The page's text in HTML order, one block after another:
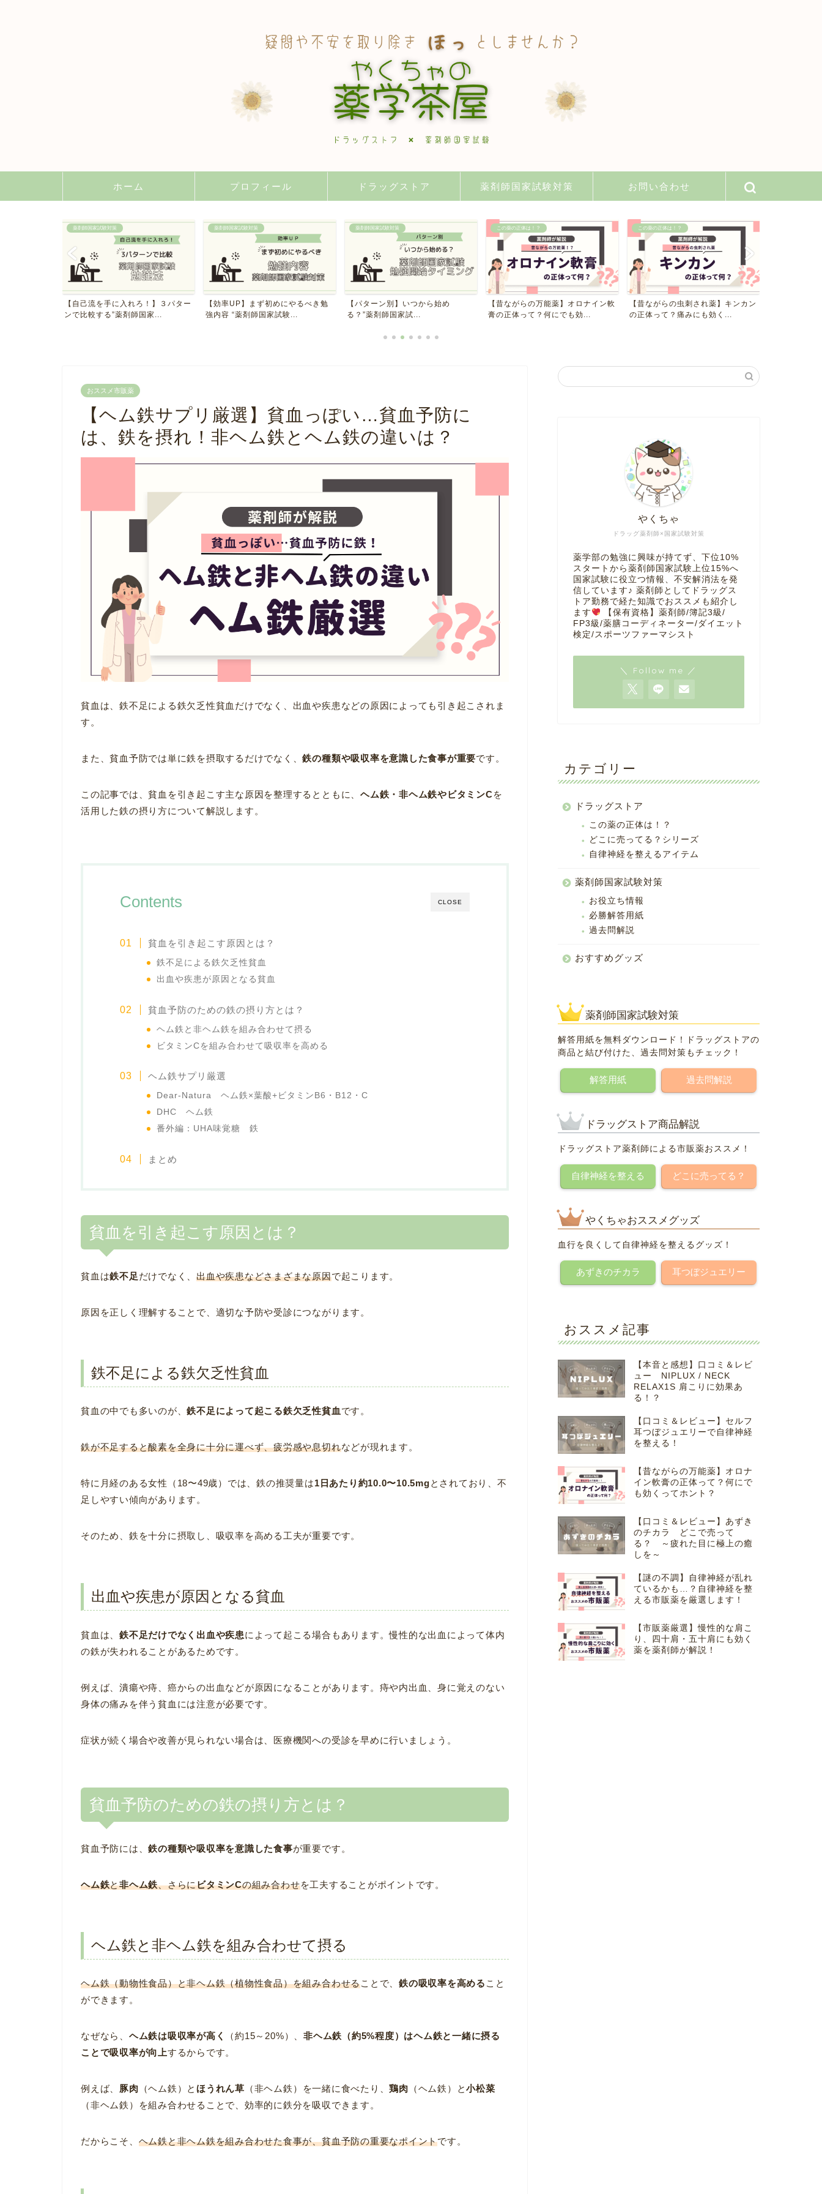
ホーム プロフィール ドラッグストア 薬剤師国家試験対策 お問い合わせ
薬剤師国家試験対策
【自己流を手に入れろ！】３パター
ンで比較する”薬剤師国家...
薬剤師国家試験対策
【効率UP】まず初めにやるべき勉
強内容 “薬剤師国家試験...
薬剤師国家試験対策
【パターン別】いつから始め
る？”薬剤師国家試...
この薬の正体は！？
【昔ながらの万能薬】オロナイン軟
膏の正体って？何にでも効...
この薬の正体は！？
【昔ながらの虫刺され薬】キンカン
の正体って？痛みにも効く...
おススメ市販薬
【ヘム鉄サプリ厳選】貧血っぽい…貧血予防に
は、鉄を摂れ！非ヘム鉄とヘム鉄の違いは？
貧血は、鉄不足による鉄欠乏性貧血だけでなく、出血や疾患などの原因によっても引き起こされま
す。
また、貧血予防では単に鉄を摂取するだけでなく、鉄の種類や吸収率を意識した食事が重要です。
この記事では、貧血を引き起こす主な原因を整理するとともに、ヘム鉄・非ヘム鉄やビタミンCを
活用した鉄の摂り方について解説します。
CLOSE
Contents
貧血を引き起こす原因とは？
鉄不足による鉄欠乏性貧血
出血や疾患が原因となる貧血
貧血予防のための鉄の摂り方とは？
ヘム鉄と非ヘム鉄を組み合わせて摂る
ビタミンCを組み合わせて吸収率を高める
ヘム鉄サプリ厳選
Dear-Natura ヘム鉄×葉酸+ビタミンB6・B12・C
DHC ヘム鉄
番外編：UHA味覚糖 鉄
まとめ
貧血を引き起こす原因とは？
貧血は鉄不足だけでなく、出血や疾患などさまざまな原因で起こります。
原因を正しく理解することで、適切な予防や受診につながります。
鉄不足による鉄欠乏性貧血
貧血の中でも多いのが、鉄不足によって起こる鉄欠乏性貧血 です。
鉄が不足すると酸素を全身に十分に運べず、疲労感や息切れなどが現れます。
特に月経のある女性（18〜49歳）では、鉄の推奨量は1日あたり約10.0〜10.5mgとされており、不
足しやすい傾向があります。
そのため、鉄を十分に摂取し、吸収率を高める工夫が重要です。
出血や疾患が原因となる貧血
貧血は、鉄不足だけでなく出血や疾患によって起こる場合もあります。慢性的な出血によって体内
の鉄が失われることがあるためです。
例えば、潰瘍や痔、癌からの出血などが原因になることがあります。痔や内出血、身に覚えのない
身体の痛みを伴う貧血には注意が必要です。
症状が続く場合や改善が見られない場合は、医療機関への受診を早めに行いましょう。
貧血予防のための鉄の摂り方とは？
貧血予防には、鉄の種類や吸収率を意識した食事が重要です。
ヘム鉄と非ヘム鉄、さらにビタミンCの組み合わせを工夫することがポイントです。
ヘム鉄と非ヘム鉄を組み合わせて摂る
ヘム鉄（動物性食品）と非ヘム鉄（植物性食品）を組み合わせることで、鉄の吸収率を高める こと
ができます。
なぜなら、 ヘム鉄は吸収率が高く （約15～20%）、非ヘム鉄（約5%程度）はヘム鉄と一緒に摂る
ことで吸収率が向上するからです。
例えば、 豚肉 （ヘム鉄）とほうれん草 （非ヘム鉄）を一緒に食べたり、鶏肉 （ヘム鉄）と小松菜
（非ヘム鉄）を組み合わせることで、効率的に鉄分を吸収できます。
だからこそ、 ヘム鉄と非ヘム鉄を組み合わせた食事が、貧血予防の重要なポイントです。
ドラッグ薬剤師×国家試験対策
やくちゃ
薬学部の勉強に興味が持てず、下位10%
スタートから薬剤師国家試験上位15%へ
国家試験に役立つ情報、不安解消法を発
信しています♪ 薬剤師としてドラッグス
トア勤務で経た知識でおススメも紹介し
ます
【保有資格】薬剤師/簿記3級/
FP3級/薬膳コーディネーター/ダイエット
検定/スポーツファーマシスト
＼ Follow me ／
カテゴリー
ドラッグストア
この薬の正体は！？
どこに売ってる？シリーズ
自律神経を整えるアイテム
薬剤師国家試験対策
お役立ち情報
必勝解答用紙
過去問解説
おすすめグッズ
薬剤師国家試験対策
解答用紙を無料ダウンロード！ドラッグストアの
商品と結び付けた、過去問対策もチェック！
解答用紙 過去問解説
ドラッグストア商品解説
ドラッグストア薬剤師による市販薬おススメ！
自律神経を整える どこに売ってる？
やくちゃおススメグッズ
血行を良くして自律神経を整えるグッズ！
あずきのチカラ 耳つぼジュエリー
おススメ記事
【本音と感想】口コミ＆レビ
ュー NIPLUX / NECK
RELAX1S 肩こりに効果あ
る！？
【口コミ＆レビュー】セルフ
耳つぼジュエリーで自律神経
を整える！
【昔ながらの万能薬】オロナ
イン軟膏の正体って？何にで
も効くってホント？
【口コミ＆レビュー】あずき
のチカラ どこで売って
る？ ～疲れた目に極上の癒
しを～
【謎の不調】自律神経が乱れ
ているかも…？自律神経を整
える市販薬を厳選します！
【市販薬厳選】慢性的な肩こ
り、四十肩・五十肩にも効く
薬を薬剤師が解説！